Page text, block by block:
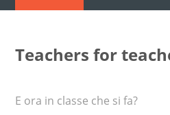
UniTO
HelpDesk
Teachers for
E ora in classe che si fa?